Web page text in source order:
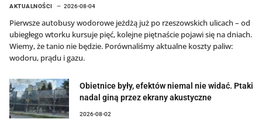
AKTUALNOŚCI 2026-08-04
Pierwsze autobusy wodorowe jeżdżą już po rzeszowskich ulicach – od
ubiegłego wtorku kursuje pięć, kolejne piętnaście pojawi się na dniach.
Wiemy, że tanio nie będzie. Porównaliśmy aktualne koszty paliw:
wodoru, prądu i gazu.
Obietnice były, efektów niemal nie widać. Ptaki
nadal giną przez ekrany akustyczne
2026-08-02